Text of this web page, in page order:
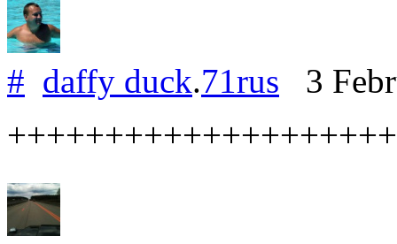
# daffy duck.71rus 3